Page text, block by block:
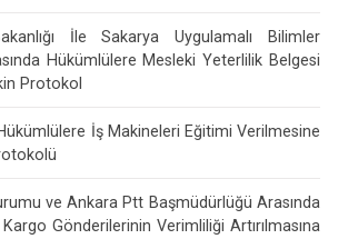
İle Sakarya Uygulamalı Bilimler
Hükümlülere Mesleki Yeterlilik Belgesi
Protokol
İş Makineleri Eğitimi Verilmesine
ve Ankara Ptt Başmüdürlüğü Arasında
Kargo Gönderilerinin Verimliliği Artırılmasına